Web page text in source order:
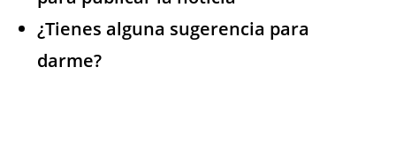
¿Tienes alguna sugerencia para
darme?